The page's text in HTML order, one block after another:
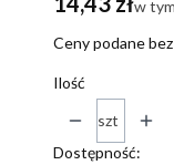
w
w tym
Ceny podane
Ilość
szt
Dostępność: